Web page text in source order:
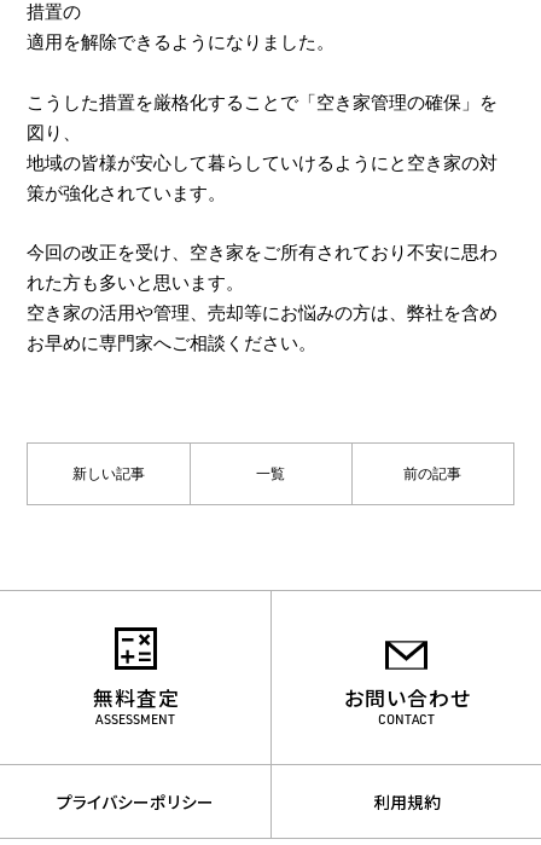
措置の
適用を解除できるようになりました。
こうした措置を厳格化することで「空き家管理の確保」を
図り、
地域の皆様が安心して暮らしていけるようにと空き家の対
策が強化されています。
今回の改正を受け、空き家をご所有されており不安に思わ
れた方も多いと思います。
空き家の活用や管理、売却等にお悩みの方は、弊社を含め
お早めに専門家へご相談ください。
新しい記事 一覧 前の記事
無料査定
ASSESSMENT
お問い合わせ
CONTACT
プライバシーポリシー 利用規約